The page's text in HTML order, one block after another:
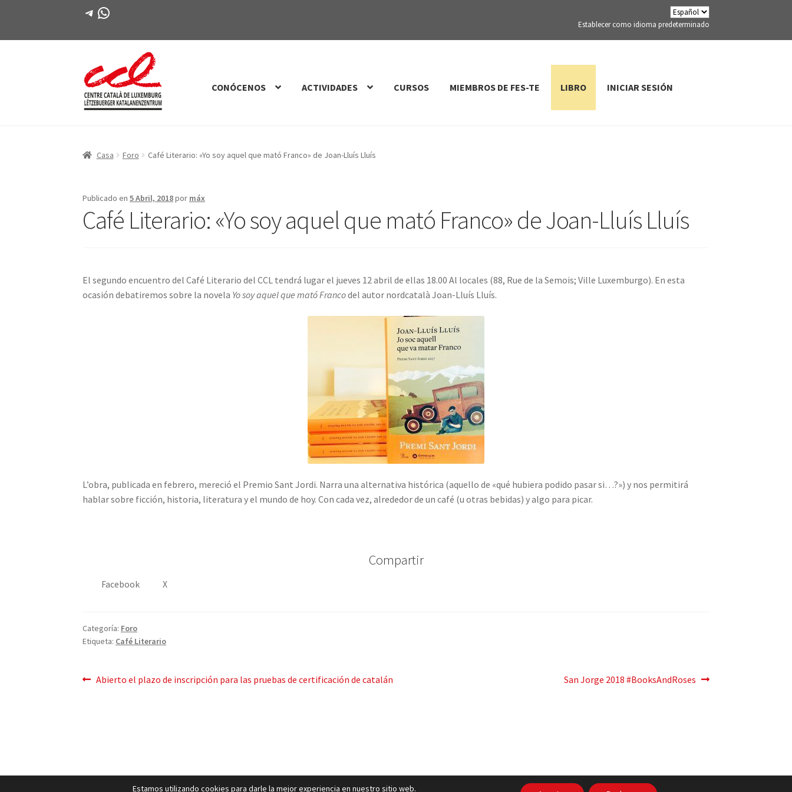
Telegrama
WhatsApp
Establecer como idioma predeterminado
Saltar
a
saltar
al
CONÓCENOS ACTIVIDADES CURSOS MIEMBROS DE FES-TE LIBRO INICIAR SESIÓN
Casa Foro Café Literario: «Yo soy aquel que mató Franco» de Joan-Lluís Lluís
Publicado en5 Abril, 2018por máx
Café Literario: «Yo soy aquel que mató Franco» de Joan-Lluís Lluís
El segundo encuentro del Café Literario del CCL tendrá lugar el jueves 12 abril de ellas 18.00 Al locales (88, Rue de la Semois; Ville Luxemburgo). En esta
ocasión debatiremos sobre la novela Yo soy aquel que mató Francodel autor nordcatalà Joan-Lluís Lluís.
L’obra, publicada en febrero, mereció el Premio Sant Jordi. Narra una alternativa histórica (aquello de «qué hubiera podido pasar si…?») y nos permitirá
hablar sobre ficción, historia, literatura y el mundo de hoy. Con cada vez, alrededor de un café (u otras bebidas) y algo para picar.
Compartir
Facebook X
Categoría: Foro
Etiqueta: Café Literario
Mensaje
Publicación
Abierto el plazo de inscripción para las pruebas de certificación de catalán
Siguiente
San Jorge 2018 #BooksAndRoses
Estamos utilizando cookies para darle la mejor experiencia en nuestro sitio web.